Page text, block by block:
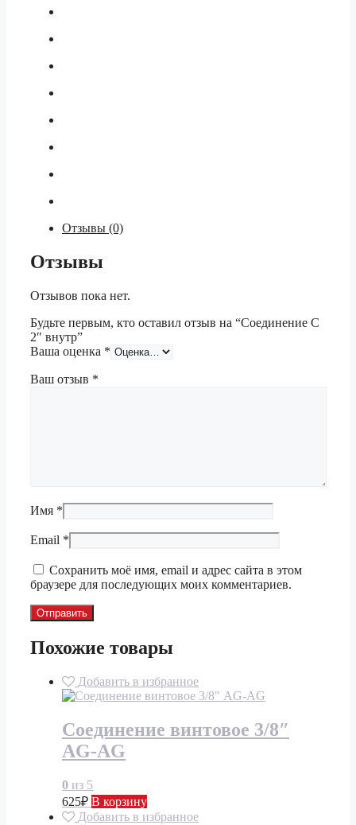
Отзывы (0)
Отзывы
Отзывов пока нет.
Будьте первым, кто оставил отзыв на “Соединение С
2″ внутр”
Ваша оценка *
Ваш отзыв *
Имя *
Email *
Сохранить моё имя, email и адрес сайта в этом
браузере для последующих моих комментариев.
Похожие товары
Добавить в избранное
Соединение винтовое 3/8″
AG-AG
0 из 5
625₽ В корзину
Добавить в избранное